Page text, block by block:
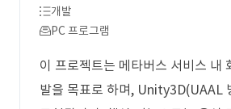
개발
PC 프로그램
이 프로젝트는 메타버스 서비스 내
발을 목표로 하며, Unity3D(UAAL